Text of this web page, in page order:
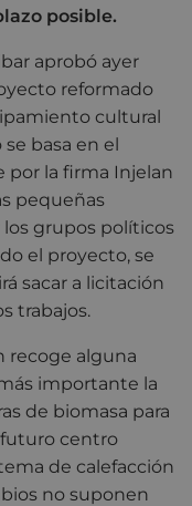
posible.
aprobó ayer
reformado
cultural
basa en el
por la firma Injelan
pequeñas
grupos políticos
el proyecto, se
sacar a licitación
trabajos.
recoge alguna
importante la
de biomasa para
centro
de calefacción
no suponen